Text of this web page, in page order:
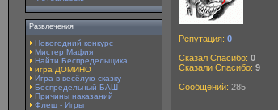
Развлечения
Новогодний конкурс
Мистер Мафия
Найти Беспредельщика
игра ДОМИНО
Игра в весёлую сказку
Беспредельный БАШ
Причины наказаний
Флеш - Игры
Репутация: 0
Сказал Спасибо: 0
Сказали Спасибо: 9
Сообщений: 285